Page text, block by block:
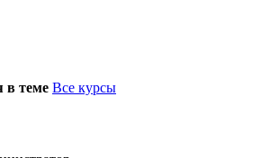
в теме Все курсы